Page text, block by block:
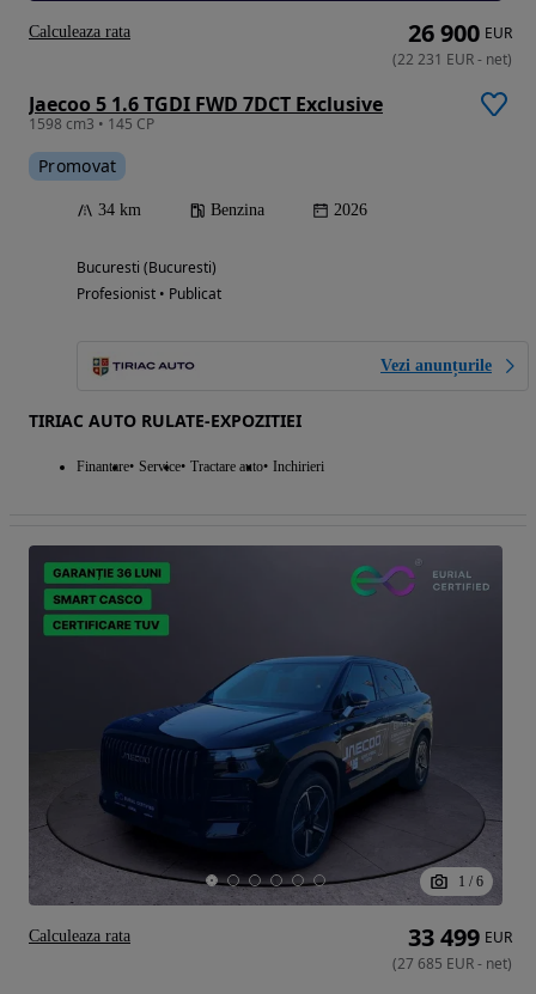
Jaecoo 5 1.6 TGDI FWD 7DCT Exclusive
1598 cm3 • 145 CP
Promovat
34 km Benzina 2026
Bucuresti (Bucuresti)
Profesionist • Publicat
Vezi anunțurile
TIRIAC AUTO RULATE-EXPOZITIEI
Finantare Service Tractare auto Inchirieri
26 900 EUR
(22 231 EUR- net)
Calculeaza rata
1 / 6
33 499 EUR
(27 685 EUR- net)
Calculeaza rata